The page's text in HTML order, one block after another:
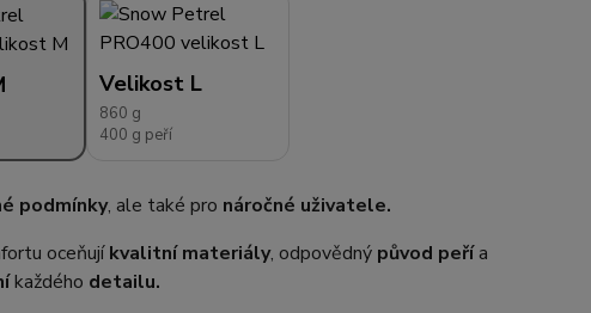
Velikost L
860 g
400 g peří
podmínky, ale také pro náročné uživatele.
oceňujíkvalitní materiály, odpovědnýpůvod peřía
každého detailu.